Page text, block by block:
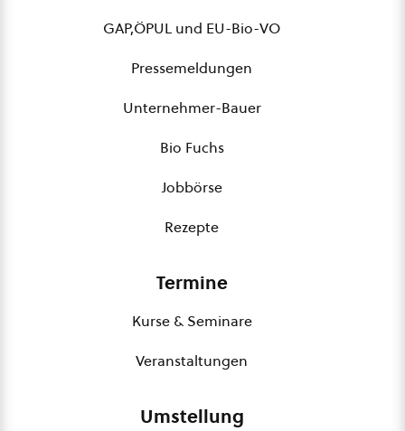
GAP,ÖPUL und EU-Bio-VO
Pressemeldungen
Unternehmer-Bauer
Bio Fuchs
Jobbörse
Rezepte
Termine
Kurse & Seminare
Veranstaltungen
Umstellung